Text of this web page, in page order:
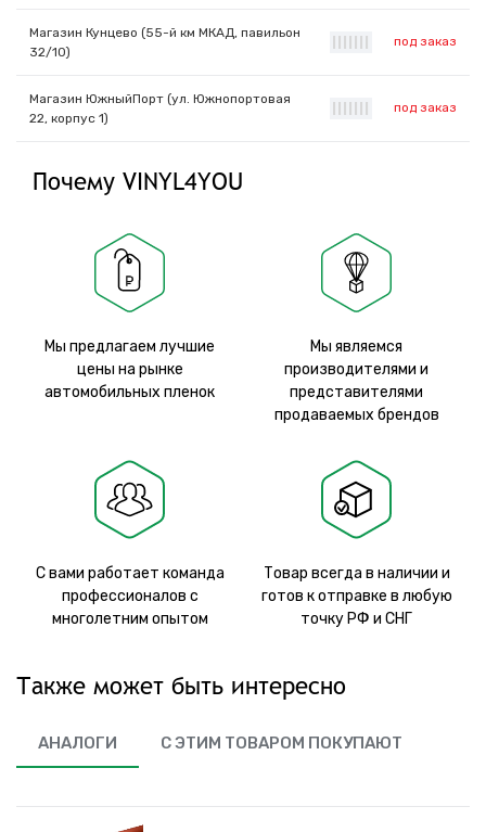
Магазин Кунцево (55-й км МКАД, павильон
32/10)
под заказ
Магазин ЮжныйПорт (ул. Южнопортовая
22, корпус 1)
под заказ
Почему VINYL4YOU
Мы предлагаем лучшие
цены на рынке
автомобильных пленок
Мы являемся
производителями и
представителями
продаваемых брендов
С вами работает команда
профессионалов с
многолетним опытом
Товар всегда в наличии и
готов к отправке в любую
точку РФ и СНГ
Также может быть интересно
АНАЛОГИ С ЭТИМ ТОВАРОМ ПОКУПАЮТ